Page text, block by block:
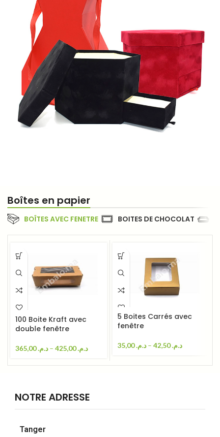
Boîtes en papier
BOÎTES AVEC FENETRE BOITES DE CHOCOLAT
100 Boite Kraft avec
double fenêtre
د.م.365,00 – د.م.425,00
5 Boites Carrés avec
fenêtre
د.م.35,00 – د.م.42,50
NOTRE ADRESSE
Tanger